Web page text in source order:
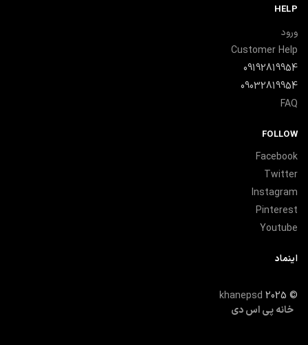
HELP
ورود
Customer Help
09192819954
09032819954
FAQ
FOLLOW
Facebook
Twitter
Instagram
Pinterest
Youtube
اینماد
©
khanepsd 2025
خانه پی اس دی